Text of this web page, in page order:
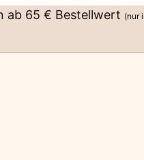
ab 65 € Bestellwert (nur